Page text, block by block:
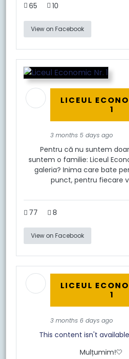
65 10
View on Facebook
LICEUL
1
3 months 5 days ago
Pentru că nu suntem
suntem o familie: Liceul
galeria? Inima care bate
punct, pentru fiecare
77 8
View on Facebook
LICEUL
1
3 months 6 days ago
This content isn't
Mulțumim!🤍